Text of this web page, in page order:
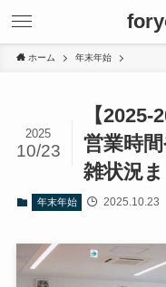
ホーム 年末年始
【
営業時
雑状況ま
2025
10/23
年末年始 2025.10.23